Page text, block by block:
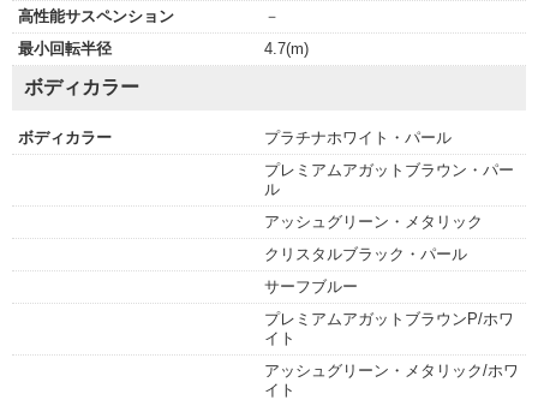
高性能サスペンション
－
最小回転半径
4.7(m)
ボディカラー
ボディカラー
プラチナホワイト・パール
プレミアムアガットブラウン・パー
ル
アッシュグリーン・メタリック
クリスタルブラック・パール
サーフブルー
プレミアムアガットブラウンP/ホワ
イト
アッシュグリーン・メタリック/ホワ
イト